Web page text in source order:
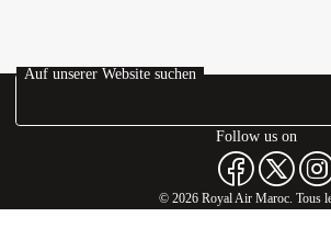
Auf unserer Website suchen
Follow us on
© 2026 Royal Air Maroc. Tous